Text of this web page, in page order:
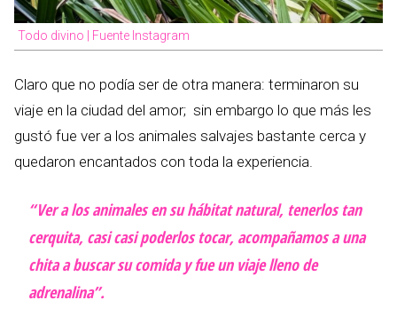
Todo divino | Fuente Instagram
Claro que no podía ser de otra manera: terminaron su
viaje en la ciudad del amor; sin embargo lo que más les
gustó fue ver a los animales salvajes bastante cerca y
quedaron encantados con toda la experiencia.
“Ver a los animales en su hábitat natural, tenerlos tan
cerquita, casi casi poderlos tocar, acompañamos a una
chita a buscar su comida y fue un viaje lleno de
adrenalina”.